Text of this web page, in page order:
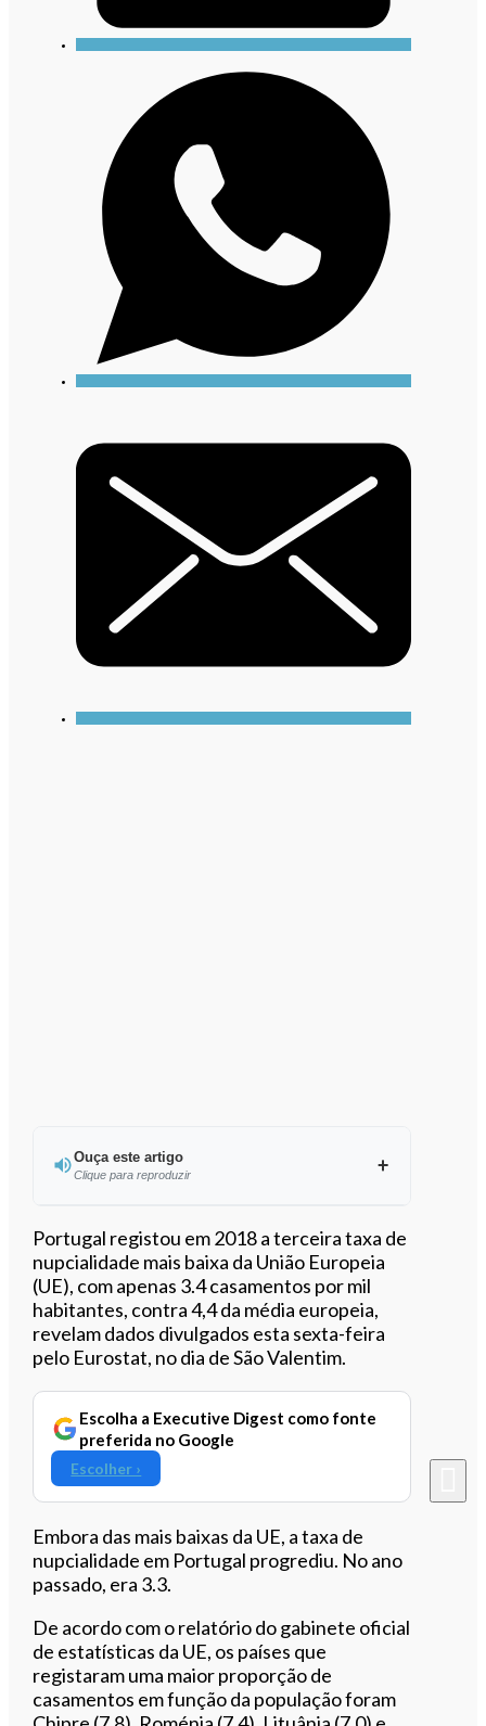
Ouça este artigo
Clique para reproduzir
Ouvir este artigo
Portugal registou em 2018 a terceira taxa de
nupcialidade mais baixa da União Europeia
(UE), com apenas 3.4 casamentos por mil
habitantes, contra 4,4 da média europeia,
revelam dados divulgados esta sexta-feira
pelo Eurostat, no dia de São Valentim.
Escolha a Executive Digest como fonte
preferida no Google
Escolher ›
Embora das mais baixas da UE, a taxa de
nupcialidade em Portugal progrediu. No ano
passado, era 3.3.
De acordo com o relatório do gabinete oficial
de estatísticas da UE, os países que
registaram uma maior proporção de
casamentos em função da população foram